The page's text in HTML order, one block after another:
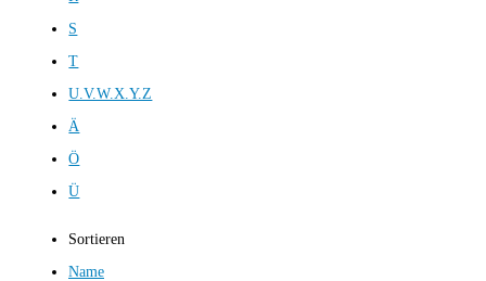
S
T
U.V.W.X.Y.Z
Ä
Ö
Ü
Sortieren
Name